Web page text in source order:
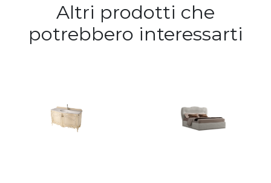
Altri prodotti che
potrebbero interessarti